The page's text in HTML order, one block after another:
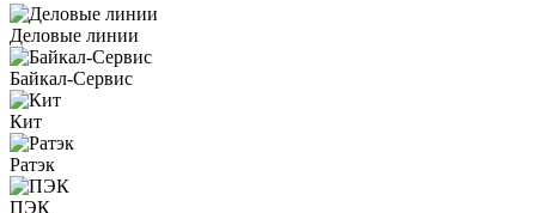
Деловые линии
Байкал-Сервис
Кит
Ратэк
ПЭК